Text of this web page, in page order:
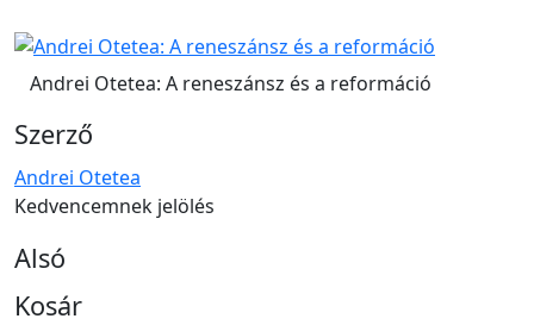
Andrei Otetea: A reneszánsz és a reformáció
Szerző
Andrei Otetea
Kedvencemnek jelölés
Alsó
Kosár